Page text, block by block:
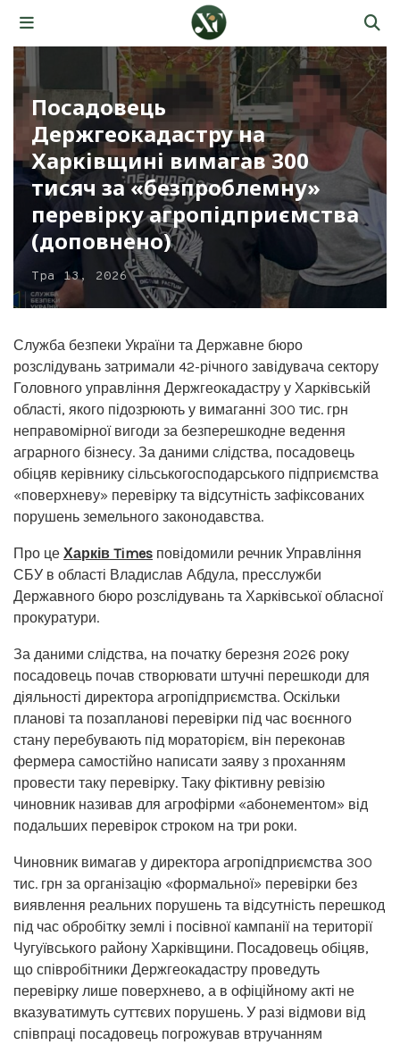
Посадовець
Держгеокадастру на
Харківщині вимагав 300
тисяч за «безпроблемну»
перевірку агропідприємства
(доповнено)
Тра 13, 2026
Служба безпеки України та Державне бюро
розслідувань затримали 42-річного завідувача сектору
Головного управління Держгеокадастру у Харківській
області, якого підозрюють у вимаганні 300 тис. грн
неправомірної вигоди за безперешкодне ведення
аграрного бізнесу. За даними слідства, посадовець
обіцяв керівнику сільськогосподарського підприємства
«поверхневу» перевірку та відсутність зафіксованих
порушень земельного законодавства.
Про це Харків Times повідомили речник Управління
СБУ в області Владислав Абдула, пресслужби
Державного бюро розслідувань та Харківської обласної
прокуратури.
За даними слідства, на початку березня 2026 року
посадовець почав створювати штучні перешкоди для
діяльності директора агропідприємства. Оскільки
планові та позапланові перевірки під час воєнного
стану перебувають під мораторієм, він переконав
фермера самостійно написати заяву з проханням
провести таку перевірку. Таку фіктивну ревізію
чиновник називав для агрофірми «абонементом» від
подальших перевірок строком на три роки.
Чиновник вимагав у директора агропідприємства 300
тис. грн за організацію «формальної» перевірки без
виявлення реальних порушень та відсутність перешкод
під час обробітку землі і посівної кампанії на території
Чугуївського району Харківщини. Посадовець обіцяв,
що співробітники Держгеокадастру проведуть
перевірку лише поверхнево, а в офіційному акті не
вказуватимуть суттєвих порушень. У разі відмови від
співпраці посадовець погрожував втручанням